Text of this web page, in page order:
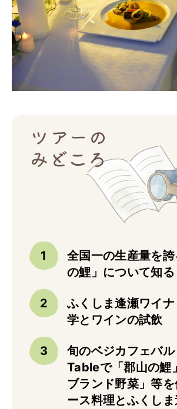
ツアー一覧
参加の流れ
メール会員登録
お問合せ
Food Camp（English）
ベストテーブル
トップ
CATERING
ケータリング
実例一覧
ご注文
BUSINESS
法人・自治体様向け
全国一の生産量を
の鯉」について知る
ふくしま逢瀬ワイ
学とワインの試飲
旬のベジカフェバ
Tableで「郡山の鯉
ブランド野菜」等を
ース料理とふくし